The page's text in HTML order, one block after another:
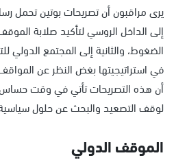
يرى مراقبون أن تصريحات بوتين تحمل
إلى الداخل الروسي لتأكيد صلابة
الضغوط، والثانية إلى المجتمع
في استراتيجيتها بغض النظر عن
أن هذه التصريحات تأتي في وقت حساس،
لوقف التصعيد والبحث عن حلول
الموقف الدولي